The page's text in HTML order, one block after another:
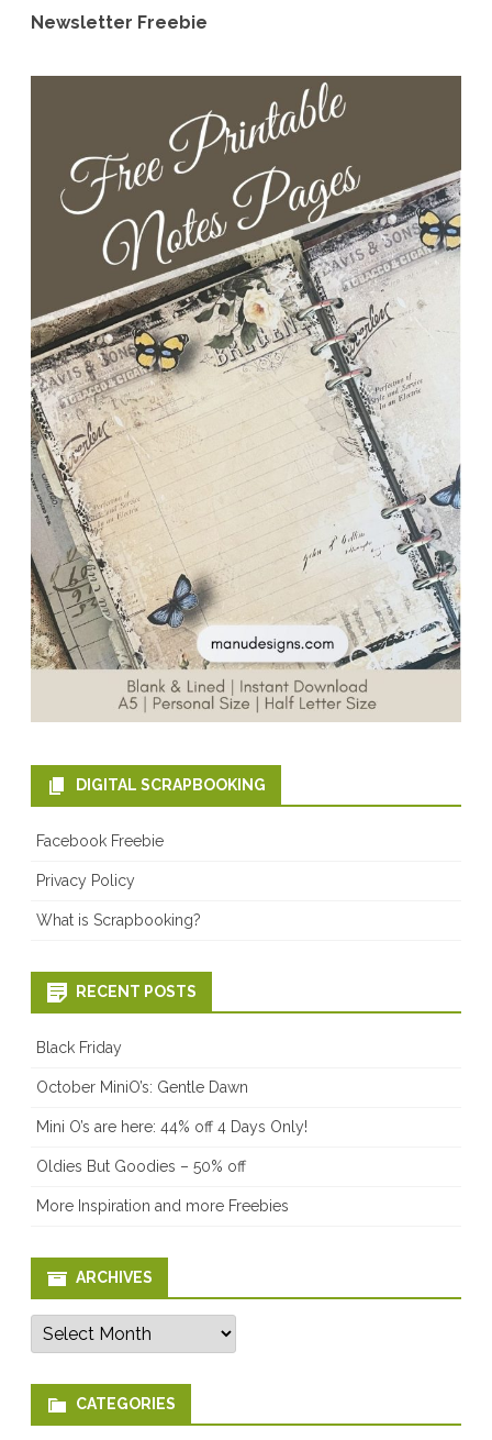
Newsletter Freebie
DIGITAL SCRAPBOOKING
Facebook Freebie
Privacy Policy
What is Scrapbooking?
RECENT POSTS
Black Friday
October MiniO’s: Gentle Dawn
Mini O’s are here: 44% off 4 Days Only!
Oldies But Goodies – 50% off
More Inspiration and more Freebies
ARCHIVES
Archives
CATEGORIES